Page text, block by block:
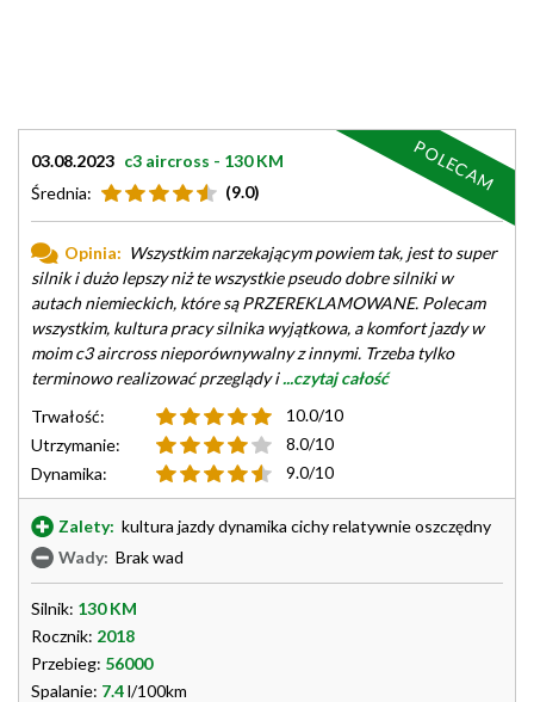
03.08.2023 c3 aircross - 130 KM
Średnia:
(9.0)
Opinia: Wszystkim narzekającym powiem tak, jest to super
silnik i dużo lepszy niż te wszystkie pseudo dobre silniki w
autach niemieckich, które są PRZEREKLAMOWANE. Polecam
wszystkim, kultura pracy silnika wyjątkowa, a komfort jazdy w
moim c3 aircross nieporównywalny z innymi. Trzeba tylko
terminowo realizować przeglądy i...czytaj całość
Trwałość:
10.0/10
Utrzymanie:
8.0/10
Dynamika:
9.0/10
Zalety: kultura jazdy dynamika cichy relatywnie oszczędny
Wady: Brak wad
Silnik: 130 KM
Rocznik: 2018
Przebieg: 56000
Spalanie: 7.4l/100km
POLECAM